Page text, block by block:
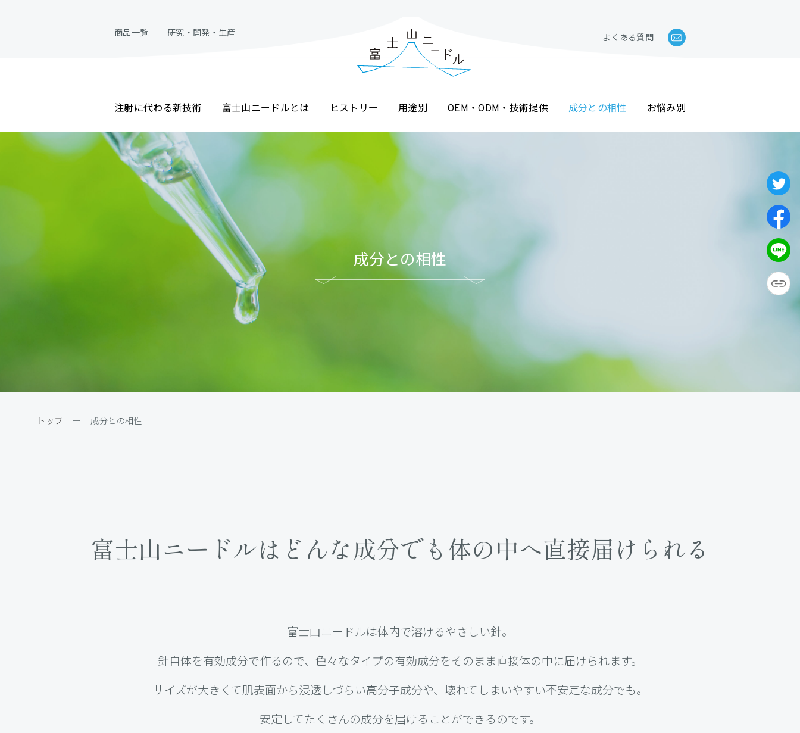
商品一覧 研究・開発・生産 よくある質問
注射に代わる新技術 富士山ニードルとは ヒストリー 用途別 OEM・ODM・技術提供 成分との相性 お悩み別
成分との相性
トップ ー 成分との相性
富士山ニードルは どんな成分でも体の中へ直接届けられる
富士山ニードルは体内で溶けるやさしい針。
針自体を有効成分で作るので、色々なタイプの有効成分をそのまま直接体の中に届けられます。
サイズが大きくて肌表面から浸透しづらい高分子成分や、壊れてしまいやすい不安定な成分でも。
安定してたくさんの成分を届けることができるのです。